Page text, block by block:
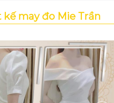
kế may đo Mie Trần